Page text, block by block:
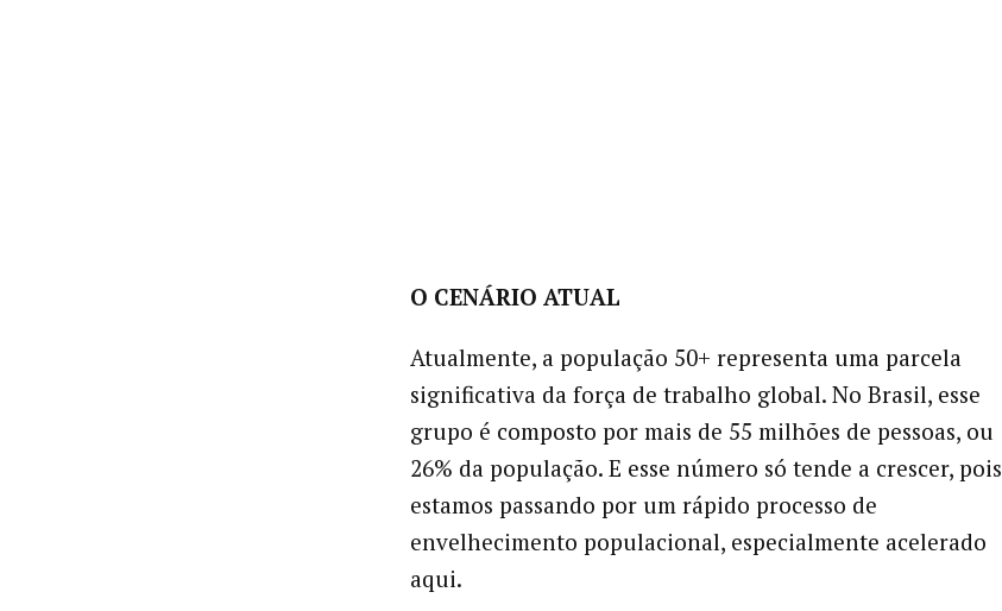
O CENÁRIO ATUAL
Atualmente, a população 50+ representa uma parcela
significativa da força de trabalho global. No Brasil, esse
grupo é composto por mais de 55 milhões de pessoas, ou
26% da população. E esse número só tende a crescer, pois
estamos passando por um rápido processo de
envelhecimento populacional, especialmente acelerado
aqui.